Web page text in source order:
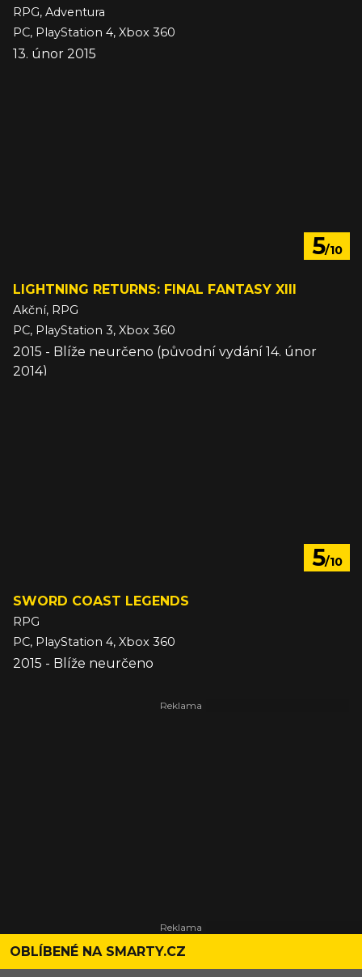
RPG, Adventura
PC, PlayStation 4, Xbox 360
13. únor 2015
5/10
LIGHTNING RETURNS: FINAL FANTASY XIII
Akční, RPG
PC, PlayStation 3, Xbox 360
2015 - Blíže neurčeno (původní vydání 14. únor
2014)
5/10
SWORD COAST LEGENDS
RPG
PC, PlayStation 4, Xbox 360
2015 - Blíže neurčeno
OBLÍBENÉ NA SMARTY.CZ